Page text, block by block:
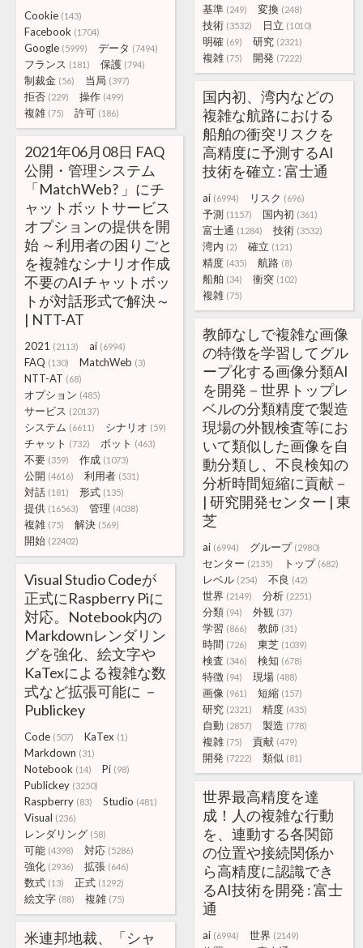
基準 (249) 変換 (248)
技術 (3532) 日立 (1010)
明確 (69) 研究 (2321)
複雑 (75) 開発 (7222)
Cookie (143)
Facebook (1704)
Google (5999) データ (7494)
フランス (181) 保護 (794)
制裁金 (56) 当局 (397)
拒否 (229) 操作 (499)
複雑 (75) 許可 (186)
国内初、湾内などの
複雑な航路における
船舶の衝突リスクを
高精度に予測するAI
技術を確立 : 富士通
ai (6994) リスク (696)
予測 (1157) 国内初 (361)
富士通 (1284) 技術 (3532)
湾内 (2) 確立 (121)
精度 (435) 航路 (8)
船舶 (34) 衝突 (102)
複雑 (75)
2021年06月08日 FAQ
公開・管理システム
「MatchWeb? 」にチ
ャットボットサービス
オプションの提供を開
始 ～利用者の困りごと
を複雑なシナリオ作成
不要のAIチャットボッ
トが対話形式で解決～
| NTT-AT
2021 (2113) ai (6994)
FAQ (130) MatchWeb (3)
NTT-AT (68)
オプション (485)
サービス (20137)
システム (6611) シナリオ (59)
チャット (732) ボット (463)
不要 (359) 作成 (1073)
公開 (4616) 利用者 (531)
対話 (181) 形式 (135)
提供 (16563) 管理 (4038)
複雑 (75) 解決 (569)
開始 (22402)
教師なしで複雑な画像
の特徴を学習してグル
ープ化する画像分類AI
を開発－世界トップレ
ベルの分類精度で製造
現場の外観検査等にお
いて類似した画像を自
動分類し、不良検知の
分析時間短縮に貢献－
| 研究開発センター | 東
芝
ai (6994) グループ (2980)
センター (2135) トップ (682)
レベル (254) 不良 (42)
世界 (2149) 分析 (2251)
分類 (94) 外観 (37)
学習 (866) 教師 (31)
時間 (726) 東芝 (1039)
検査 (346) 検知 (678)
特徴 (94) 現場 (488)
画像 (961) 短縮 (157)
研究 (2321) 精度 (435)
自動 (2857) 製造 (778)
複雑 (75) 貢献 (479)
開発 (7222) 類似 (81)
Visual Studio Codeが
正式にRaspberry Piに
対応。Notebook内の
Markdownレンダリン
グを強化、絵文字や
KaTexによる複雑な数
式など拡張可能に －
Publickey
Code (507) KaTex (1)
Markdown (31)
Notebook (14) Pi (98)
Publickey (3250)
Raspberry (83) Studio (481)
Visual (236)
レンダリング (58)
可能 (4398) 対応 (5286)
強化 (2936) 拡張 (646)
数式 (13) 正式 (1292)
絵文字 (88) 複雑 (75)
世界最高精度を達
成！人の複雑な行動
を、連動する各関節
の位置や接続関係か
ら高精度に認識でき
るAI技術を開発 : 富士
通
ai (6994) 世界 (2149)
米連邦地裁、「シャ